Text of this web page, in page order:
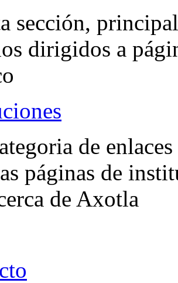
sección,
dirigidos a
de
páginas de
de Axotla